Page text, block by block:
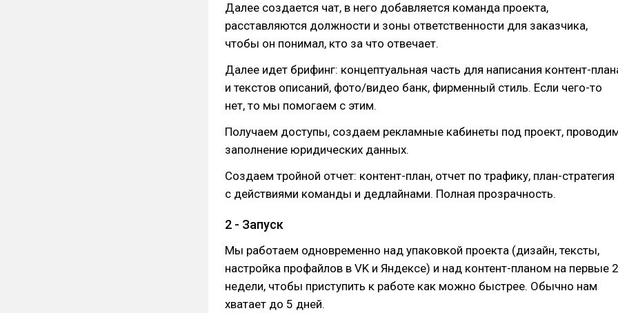
Далее создается чат, в него добавляется команда проекта,
расставляются должности и зоны ответственности для заказчика,
чтобы он понимал, кто за что отвечает.
Далее идет брифинг: концептуальная часть для написания контент-
и текстов описаний, фото/видео банк, фирменный стиль. Если чего-то
нет, то мы помогаем с этим.
Получаем доступы, создаем рекламные кабинеты под проект,
заполнение юридических данных.
Создаем тройной отчет: контент-план, отчет по трафику, план-стратегия
с действиями команды и дедлайнами. Полная прозрачность.
2 - Запуск
Мы работаем одновременно над упаковкой проекта (дизайн, тексты,
настройка профайлов в VK и Яндексе) и над контент-планом на первые 2
недели, чтобы приступить к работе как можно быстрее. Обычно нам
хватает до 5 дней.